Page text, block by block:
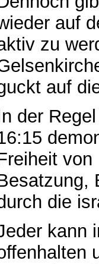
auf
zu
auf
der
die
kann